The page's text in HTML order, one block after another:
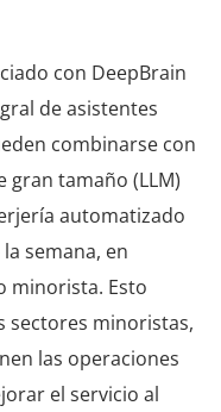
con DeepBrain
de asistentes
combinarse con
gran tamaño (LLM)
automatizado
semana, en
minorista. Esto
sectores minoristas,
las operaciones
el servicio al